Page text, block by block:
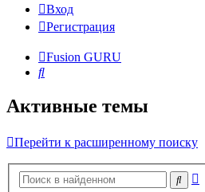
Вход
Регистрация
Fusion GURU
Поиск
Активные темы
Перейти к расширенному поиску
Поиск